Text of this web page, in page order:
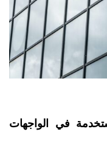
في الواجهات